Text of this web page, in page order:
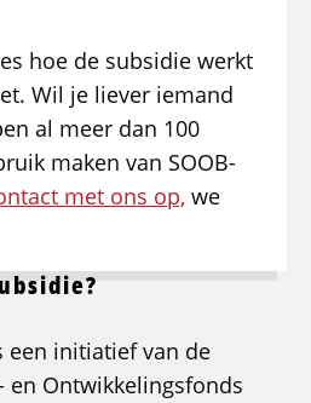
hoe de subsidie werkt
Wil je liever iemand
al meer dan 100
maken van SOOB-
met ons op, we
een initiatief van de
en Ontwikkelingsfonds